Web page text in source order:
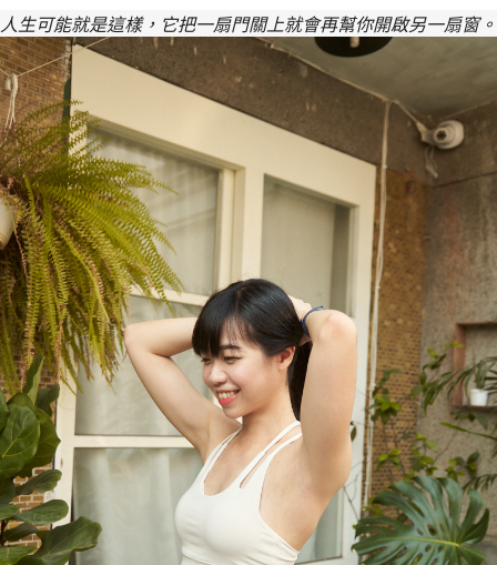
人生可能就是這樣，它把一扇門關上就會再幫你開啟另一扇窗。